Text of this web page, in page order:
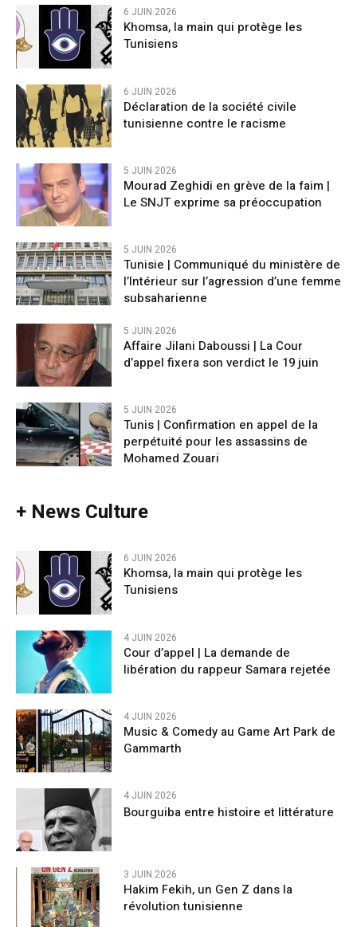
6 JUIN 2026
Khomsa, la main qui protège les
Tunisiens
6 JUIN 2026
Déclaration de la société civile
tunisienne contre le racisme
5 JUIN 2026
Mourad Zeghidi en grève de la faim |
Le SNJT exprime sa préoccupation
5 JUIN 2026
Tunisie | Communiqué du ministère de
l’Intérieur sur l’agression d’une femme
subsaharienne
5 JUIN 2026
Affaire Jilani Daboussi | La Cour
d’appel fixera son verdict le 19 juin
5 JUIN 2026
Tunis | Confirmation en appel de la
perpétuité pour les assassins de
Mohamed Zouari
+ News Culture
6 JUIN 2026
Khomsa, la main qui protège les
Tunisiens
4 JUIN 2026
Cour d’appel | La demande de
libération du rappeur Samara rejetée
4 JUIN 2026
Music & Comedy au Game Art Park de
Gammarth
4 JUIN 2026
Bourguiba entre histoire et littérature
3 JUIN 2026
Hakim Fekih, un Gen Z dans la
révolution tunisienne